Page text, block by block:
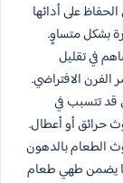
على أدائها
بشكل متساوٍ.
في تقليل
الفرن الافتراضي.
قد تتسبب في
حرائق أو أعطال.
الطعام بالدهون
مما يضمن طهي طعام